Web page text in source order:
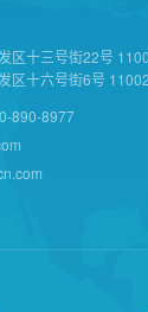
区十三号街22号
区十六号街6号
890-8977